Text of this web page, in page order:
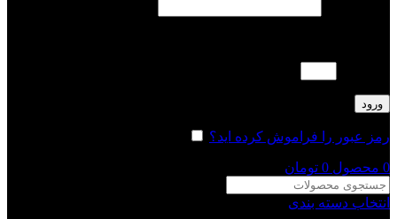
ورود
رمز عبور را فراموش کرده اید؟
0 محصول 0 تومان
انتخاب دسته بندی